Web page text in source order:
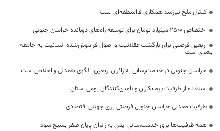
کنترل ملخ نیازمند همکاری فرامنطقه‌ای است
اختصاص 2500 میلیارد تومان برای توسعه راه‌های دوبانده خراسان جنوبی
اربعین فرصتی برای بازگشت عقلانیت و اصول فراموش‌شده انسانیت به جامعه
بشری است
خراسان جنوبی در خدمت‌رسانی به زائران اربعین، الگوی همدلی و اخلاص است
استفاده از ظرفیت پیمانکاران و تأمین‌کنندگان بومی استان
ظرفیت معدنی خراسان جنوبی فرصتی برای جهش اقتصادی
همه ظرفیت‌ها برای خدمت‌رسانی ایمن به زائران پایان صفر بسیج شود